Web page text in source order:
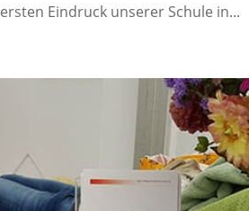
Eindruck unserer Schule in...